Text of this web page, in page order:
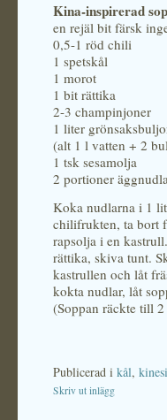
Kina-inspirerad
en rejäl bit färsk
0,5-1 röd chili
1 spetskål
1 morot
1 bit rättika
2-3 champinjoner
1 liter
(alt 1 l vatten + 2
1 tsk sesamolja
2 portioner
Koka nudlarna i 1
chilifrukten, ta bort
rapsolja i en
rättika, skiva tunt.
kastrullen och låt
kokta nudlar, låt
(Soppan räckte till
Publicerad i kål,
Skriv ut inlägg